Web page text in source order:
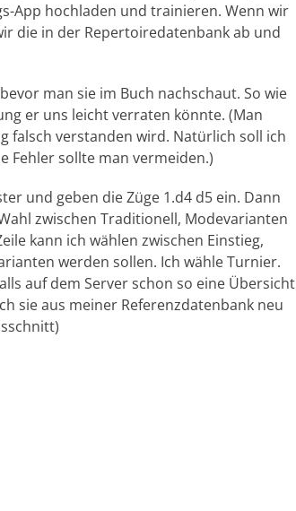
App hochladen und trainieren. Wenn wir
die in der Repertoiredatenbank ab und
man sie im Buch nachschaut. So wie
er uns leicht verraten könnte. (Man
falsch verstanden wird. Natürlich soll ich
Fehler sollte man vermeiden.)
und geben die Züge 1.d4 d5 ein. Dann
zwischen Traditionell, Modevarianten
kann ich wählen zwischen Einstieg,
werden sollen. Ich wähle Turnier.
auf dem Server schon so eine Übersicht
sie aus meiner Referenzdatenbank neu